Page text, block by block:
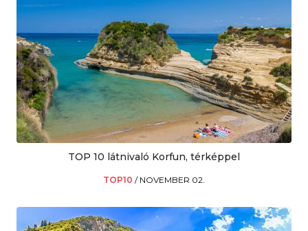
TOP 10 látnivaló Korfun, térképpel
TOP10 / NOVEMBER 02.